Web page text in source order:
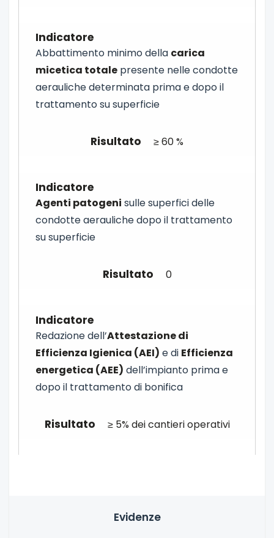
Abbattimento minimo della carica
micetica totalepresente nelle condotte
aerauliche determinata prima e dopo il
trattamento su superficie
≥ 60 %
Agenti patogeni sulle superfici delle
condotte aerauliche dopo il trattamento
su superficie
0
Redazione dell’Attestazione di
Efficienza Igienica (AEI) e di Efficienza
energetica (AEE) dell’impianto prima e
dopo il trattamento di bonifica
≥ 5% dei cantieri operativi
Evidenze